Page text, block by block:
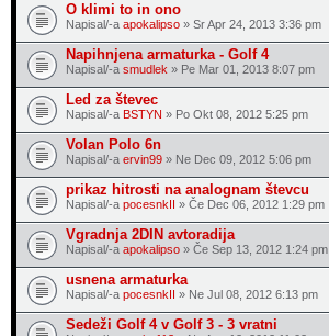
O klimi to in ono
Napisal/-a apokalipso » Sr Apr 24, 2013 3:36 pm
Napihnjena armaturka - Golf 4
Napisal/-a smudlek » Pe Mar 01, 2013 8:07 pm
Led za števec
Napisal/-a BSTYN » Po Okt 08, 2012 5:25 pm
Volan Polo 6n
Napisal/-a ervin99 » Ne Dec 09, 2012 5:06 pm
prikaz hitrosti na analognam števcu
Napisal/-a pocesnkII » Če Dec 06, 2012 1:29 pm
Vgradnja 2DIN avtoradija
Napisal/-a apokalipso » Če Sep 13, 2012 1:24 pm
usnena armaturka
Napisal/-a pocesnkII » Ne Jul 08, 2012 6:13 pm
Sedeži Golf 4 v Golf 3 - 3 vratni